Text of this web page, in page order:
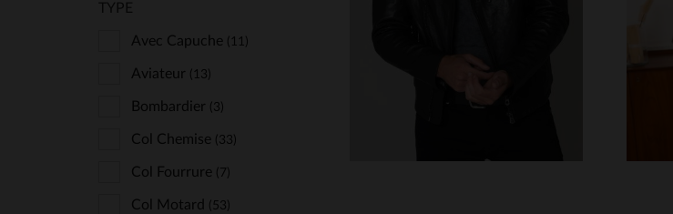
TYPE
Avec Capuche (11)
Aviateur (13)
Bombardier (3)
Col Chemise (33)
Col Fourrure (7)
Col Motard (53)